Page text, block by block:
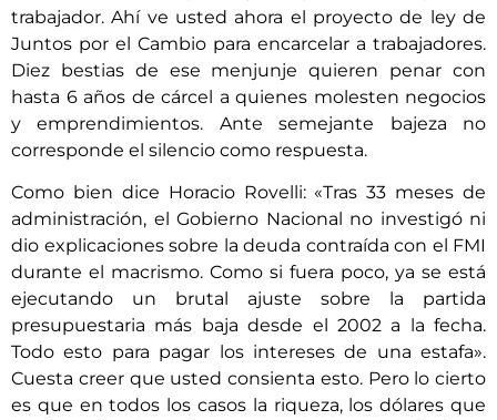
trabajador. Ahí ve usted ahora el proyecto de ley de
Juntos por el Cambio para encarcelar a trabajadores.
Diez bestias de ese menjunje quieren penar con
hasta 6 años de cárcel a quienes molesten negocios
y emprendimientos. Ante semejante bajeza no
corresponde el silencio como respuesta.
Como bien dice Horacio Rovelli: «Tras 33 meses de
administración, el Gobierno Nacional no investigó ni
dio explicaciones sobre la deuda contraída con el FMI
durante el macrismo. Como si fuera poco, ya se está
ejecutando un brutal ajuste sobre la partida
presupuestaria más baja desde el 2002 a la fecha.
Todo esto para pagar los intereses de una estafa».
Cuesta creer que usted consienta esto. Pero lo cierto
es que en todos los casos la riqueza, los dólares que